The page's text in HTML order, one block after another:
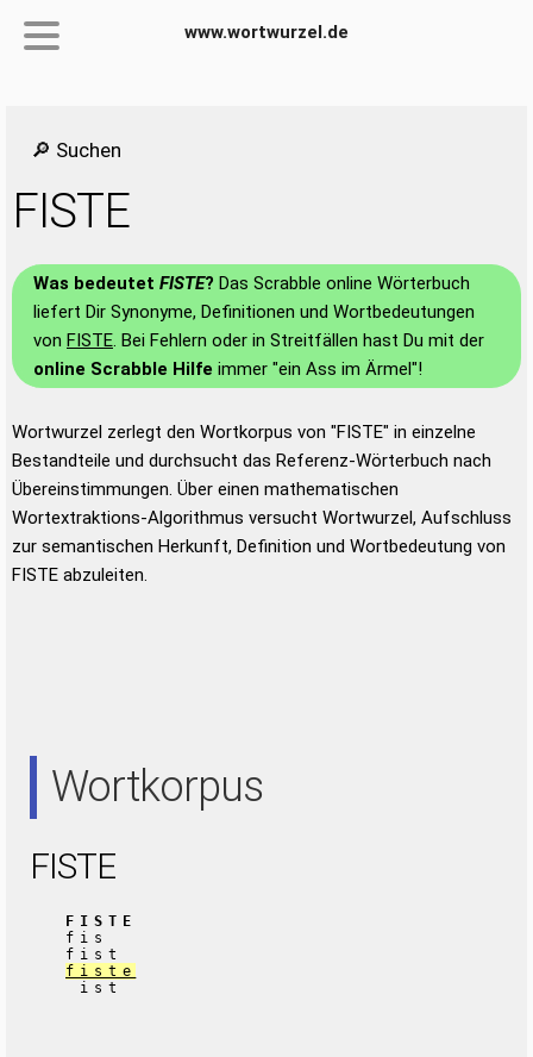
www.wortwurzel.de
🔎 Suchen
FISTE
Was bedeutet FISTE? Das Scrabble online Wörterbuch
liefert Dir Synonyme, Definitionen und Wortbedeutungen
von FISTE. Bei Fehlern oder in Streitfällen hast Du mit der
online Scrabble Hilfe immer "ein Ass im Ärmel"!
Wortwurzel zerlegt den Wortkorpus von "FISTE" in einzelne
Bestandteile und durchsucht das Referenz-Wörterbuch nach
Übereinstimmungen. Über einen mathematischen
Wortextraktions-Algorithmus versucht Wortwurzel, Aufschluss
zur semantischen Herkunft, Definition und Wortbedeutung von
FISTE abzuleiten.
Wortkorpus
FISTE
FISTE
fis
fist
fiste
ist